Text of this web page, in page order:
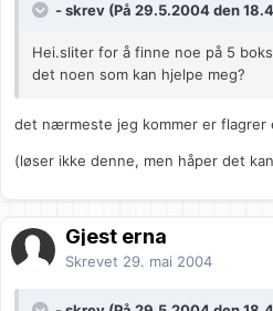
- skrev (På 29.5.2004 den
Hei.sliter for å finne noe på 5
det noen som kan hjelpe meg?
det nærmeste jeg kommer er flagrer
(løser ikke denne, men håper det
Gjest erna
Skrevet 29. mai 2004